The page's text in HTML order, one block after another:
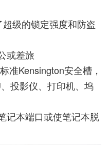
级的锁定强度和防盗
或差旅
准Kensington安全槽，
投影仪、打印机、坞
记本端口或使笔记本脱